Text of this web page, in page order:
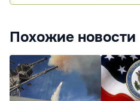
Похожие новости